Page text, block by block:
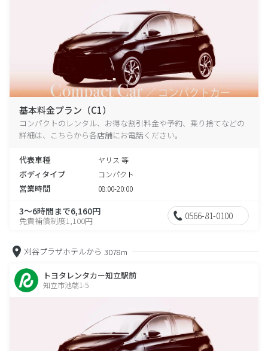
基本料金プラン（C1）
コンパクトのレンタル、お得な割引料金や予約、乗り捨てなどの
詳細は、こちらから各店舗にお電話ください。
代表車種 ヤリス 等
ボディタイプ コンパクト
営業時間 08:00-20:00
3～6時間まで6,160円
免責補償制度1,100円 0566-81-0100
刈谷プラザホテルから 3078m
トヨタレンタカー知立駅前
知立市池端1-5